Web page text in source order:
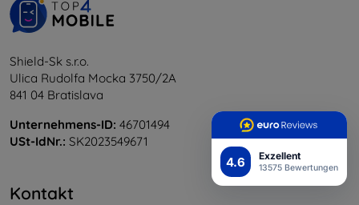
4.6 Exzellent
13575 Bewertungen
Shield-Sk s.r.o.
Ulica Rudolfa Mocka 3750/2A
841 04 Bratislava
Unternehmens-ID: 46701494
USt-IdNr.: SK2023549671
Kontakt